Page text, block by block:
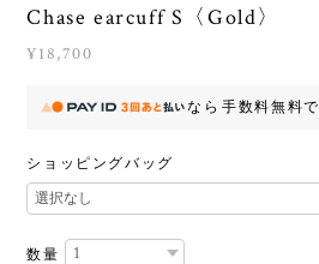
Chase earcuff S〈Gold〉
¥18,700
なら 手数料無料で
ショッピングバッグ
数量